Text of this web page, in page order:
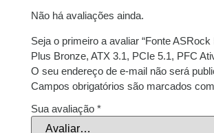
Não há avaliações ainda.
Seja o primeiro a avaliar “Fonte ASRock
Plus Bronze, ATX 3.1, PCIe 5.1, PFC
O seu endereço de e-mail não será
Campos obrigatórios são marcados com
Sua avaliação *